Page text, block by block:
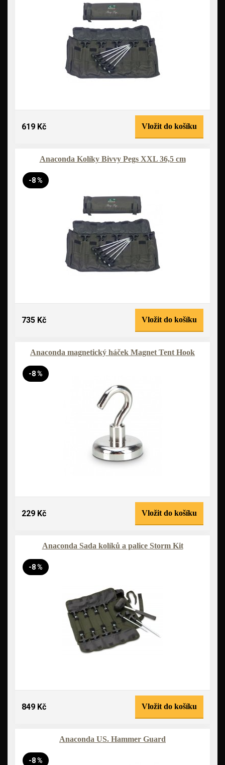
619 Kč Vložit do košíku
Anaconda Kolíky Bivvy Pegs XXL 36,5 cm
-8 %
735 Kč Vložit do košíku
Anaconda magnetický háček Magnet Tent Hook
-8 %
229 Kč Vložit do košíku
Anaconda Sada kolíků a palice Storm Kit
-8 %
849 Kč Vložit do košíku
Anaconda US. Hammer Guard
-8 %